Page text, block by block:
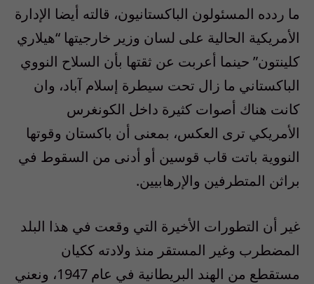
ما ردده المسئولون الباكستانيون، قالته أيضا الإدارة
الأمريكية الحالية على لسان وزير خارجيتها “هيلاري
كلينتون” حينما أعربت عن ثقتها بأن السلاح النووي
الباكستاني ما زال تحت سيطرة إسلام آباد، وان
كانت هناك أصوات كثيرة داخل الكونغرس
الأمريكي ترى العكس، بمعنى أن باكستان وقوتها
النووية باتت قاب قوسين أو أدنى من السقوط في
براثن المتطرفين والإرهابيين.
غير أن التطورات الأخيرة التي وقعت في هذا البلد
المضطرب وغير المستقر منذ ولادته ككيان
مستقطع من الهند البريطانية في عام 1947، ونعني